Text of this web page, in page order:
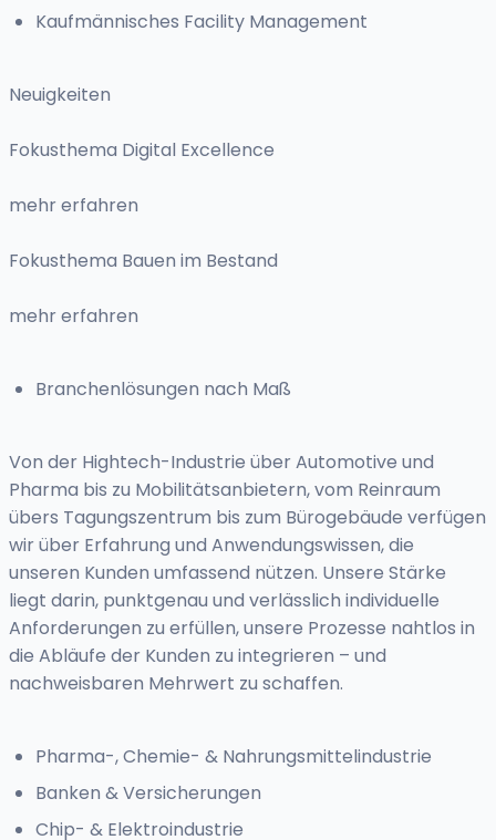
Kaufmännisches Facility Management
Neuigkeiten
Fokusthema Digital Excellence
mehr erfahren
Fokusthema Bauen im Bestand
mehr erfahren
Branchenlösungen nach Maß
Von der Hightech-Industrie über Automotive und
Pharma bis zu Mobilitätsanbietern, vom Reinraum
übers Tagungszentrum bis zum Bürogebäude verfügen
wir über Erfahrung und Anwendungswissen, die
unseren Kunden umfassend nützen. Unsere Stärke
liegt darin, punktgenau und verlässlich individuelle
Anforderungen zu erfüllen, unsere Prozesse nahtlos in
die Abläufe der Kunden zu integrieren – und
nachweisbaren Mehrwert zu schaffen.
Pharma-, Chemie- & Nahrungsmittelindustrie
Banken & Versicherungen
Chip- & Elektroindustrie